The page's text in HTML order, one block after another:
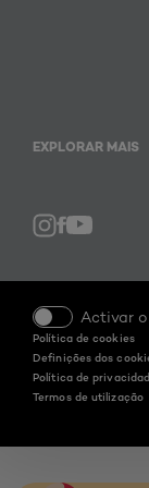
EXPLORAR MAIS
Activar
Política de cookies
Definições dos
Política de
Termos de utilização